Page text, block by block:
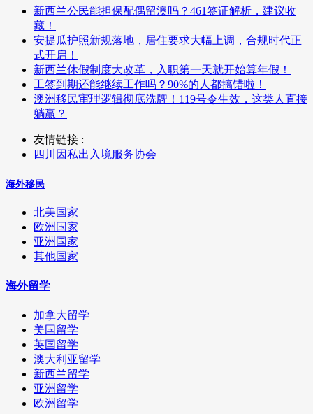
新西兰公民能担保配偶留澳吗？461签证解析，建议收
藏！
安提瓜护照新规落地，居住要求大幅上调，合规时代正
式开启！
新西兰休假制度大改革，入职第一天就开始算年假！
工签到期还能继续工作吗？90%的人都搞错啦！
澳洲移民审理逻辑彻底洗牌！119号令生效，这类人直接
躺赢？
友情链接 :
四川因私出入境服务协会
海外移民
北美国家
欧洲国家
亚洲国家
其他国家
海外留学
加拿大留学
美国留学
英国留学
澳大利亚留学
新西兰留学
亚洲留学
欧洲留学